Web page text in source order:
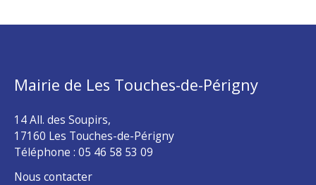
Mairie de Les Touches-de-Périgny
14 All. des Soupirs,
17160 Les Touches-de-Périgny
Téléphone : 05 46 58 53 09
Nous contacter